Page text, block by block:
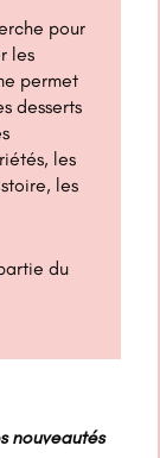
pour
les
permet
desserts
les
les
du
nouveautés